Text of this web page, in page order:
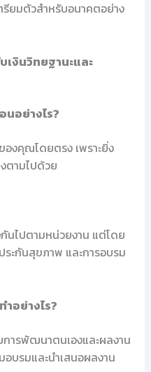
รียมตัวสำหรับอนาคตอย่าง
งินวิทยฐานะและ
นอย่างไร?
องคุณโดยตรง เพราะยิ่ง
ตามไปด้วย
นไปตามหน่วยงาน แต่โดย
ระกันสุขภาพ และการอบรม
ำอย่างไร?
ารพัฒนาตนเองและผลงาน
บรมและนำเสนอผลงาน